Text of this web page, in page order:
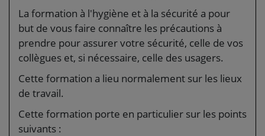
La formation à l'hygiène et à la sécurité a pour
but de vous faire connaître les précautions à
prendre pour assurer votre sécurité, celle de vos
collègues et, si nécessaire, celle des usagers.
Cette formation a lieu normalement sur les lieux
de travail.
Cette formation porte en particulier sur les points
suivants :